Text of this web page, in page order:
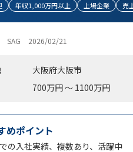
年収1,000万円以上 上場企業 売
SAG 2026/02/21
大阪府大阪市
700万円 ～ 1100万円
めポイント
の入社実績、複数あり、活躍中